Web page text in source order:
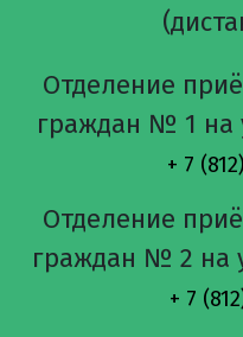
Отделение
граждан № 1 на
+ 7
Отделение
граждан № 2 на
+ 7